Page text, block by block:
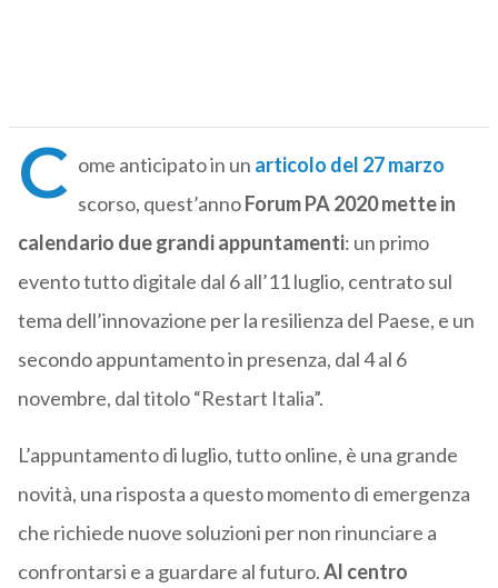
C ome anticipato in un articolo del 27 marzo
scorso, quest’annoForum PA 2020 mette in
calendario due grandi appuntamenti: un primo
evento tutto digitale dal 6 all’11 luglio, centrato sul
tema dell’innovazione per la resilienza del Paese, e un
secondo appuntamento in presenza, dal 4 al 6
novembre, dal titolo “Restart Italia”.
L’appuntamento di luglio, tutto online, è una grande
novità, una risposta a questo momento di emergenza
che richiede nuove soluzioni per non rinunciare a
confrontarsi e a guardare al futuro.Al centro